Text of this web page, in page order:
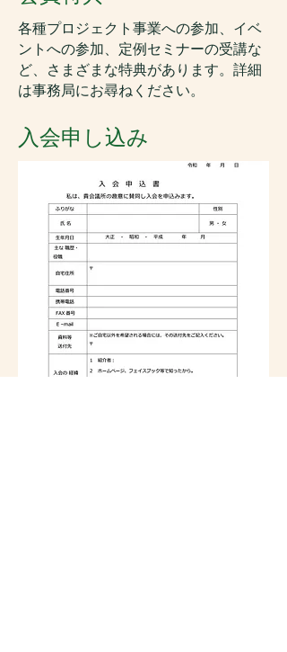
各種プロジェクト事業への参加、イベ
ントへの参加、定例セミナーの受講な
ど、さまざまな特典があります。詳細
は事務局にお尋ねください。
入会申し込み